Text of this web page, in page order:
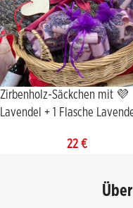
Zirbenholz-Säckchen mit 💜
Lavendel + 1 Flasche
22 €